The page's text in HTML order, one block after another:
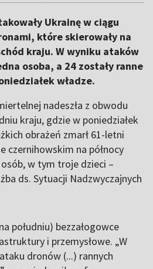
Ukrainę w ciągu
które skierowały na
kraju. W wyniku ataków
osoba, a 24 zostały ranne
władze.
nadeszła z obwodu
kraju, gdzie w poniedziałek
obrażeń zmarł 61-letni
czernihowskim na północy
w tym troje dzieci –
ds. Sytuacji Nadzwyczajnych
południu) bezzałogowce
i przemysłowe. „W
dronów (...) rannych